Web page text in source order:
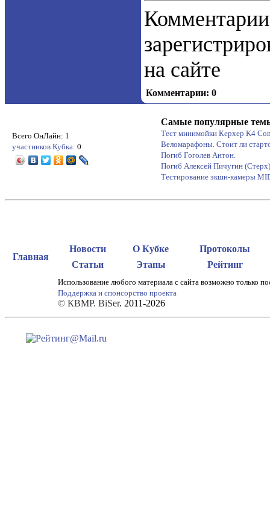
на сайте
Комментарии: 0
Всего ОнЛайн: 1
участников Кубка: 0
Самые популярные
Тест минимойки Керхер K4
Веломарафоны. Стоит ли
Погиб Гоголев Антон.
Погиб Алексей Пичугин (Стерх)
Тестирование экшн-камеры
Главная
Новости О Кубке
Протоколы
Статьи
Этапы Рейтинг
Использование любого материала с сайта возможно только
Поддержка и спонсорство проекта
© КВМР. BiSer. 2011-2026